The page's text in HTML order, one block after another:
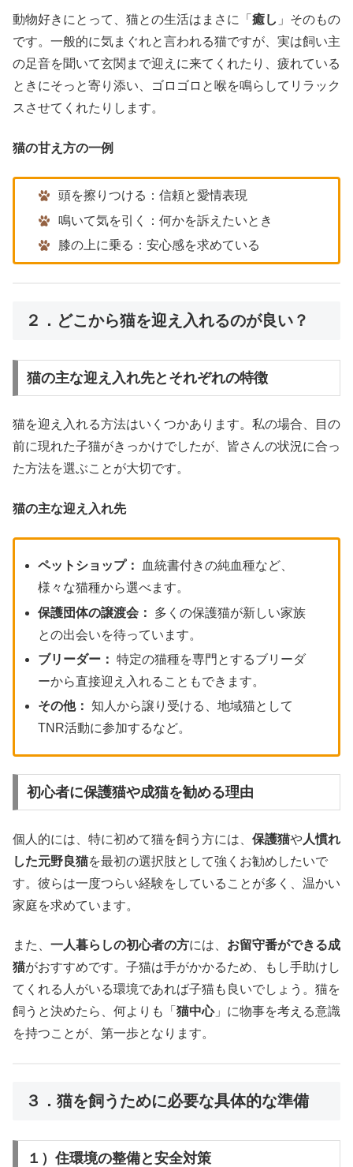
動物好きにとって、猫との生活はまさに「 癒し 」そのもの
です。一般的に気まぐれと言われる猫ですが、実は飼い主
の足音を聞いて玄関まで迎えに来てくれたり、疲れている
ときにそっと寄り添い、ゴロゴロと喉を鳴らしてリラック
スさせてくれたりします。
猫の甘え方の一例
頭を擦りつける：信頼と愛情表現
鳴いて気を引く：何かを訴えたいとき
膝の上に乗る：安心感を求めている
２．どこから猫を迎え入れるのが良い？
猫の主な迎え入れ先とそれぞれの特徴
猫を迎え入れる方法はいくつかあります。私の場合、目の
前に現れた子猫がきっかけでしたが、皆さんの状況に合っ
た方法を選ぶことが大切です。
猫の主な迎え入れ先
ペットショップ：
血統書付きの純血種など、
様々な猫種から選べます。
保護団体の譲渡会：
多くの保護猫が新しい家族
との出会いを待っています。
ブリーダー： 特定の猫種を専門とするブリーダ
ーから直接迎え入れることもできます。
その他： 知人から譲り受ける、地域猫として
TNR活動に参加するなど。
初心者に保護猫や成猫を勧める理由
個人的には、特に初めて猫を飼う方には、 保護猫や人慣れ
した元野良猫を最初の選択肢として強くお勧めしたいで
す。彼らは一度つらい経験をしていることが多く、温かい
家庭を求めています。
また、 一人暮らしの初心者の方には、 お留守番ができる成
猫がおすすめです。子猫は手がかかるため、もし手助けし
てくれる人がいる環境であれば子猫も良いでしょう。猫を
飼うと決めたら、何よりも「 猫中心」に物事を考える意識
を持つことが、第一歩となります。
３．猫を飼うために必要な具体的な準備
１）住環境の整備と安全対策